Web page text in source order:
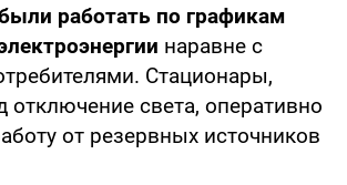
работать по графикам
наравне с
Стационары,
отключение света, оперативно
от резервных источников